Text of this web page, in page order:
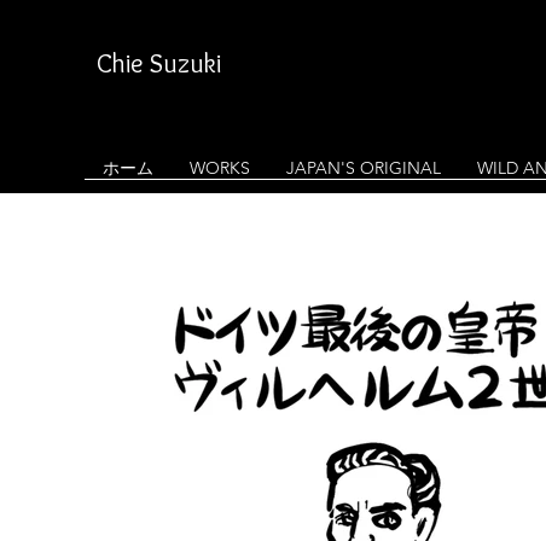
Chie Suzuki
ホーム WORKS JAPAN'S ORIGINAL WILD